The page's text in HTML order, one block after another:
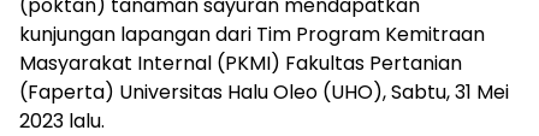
kunjungan lapangan dari Tim Program Kemitraan
Masyarakat Internal (PKMI) Fakultas Pertanian
(Faperta) Universitas Halu Oleo (UHO), Sabtu, 31 Mei
2023 lalu.